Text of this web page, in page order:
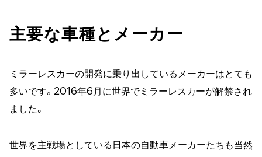
主要な車種とメーカー
ミラーレスカーの開発に乗り出しているメーカーはとても
多いです。2016年6月に世界でミラーレスカーが解禁され
ました。
世界を主戦場としている日本の自動車メーカーたちも当然